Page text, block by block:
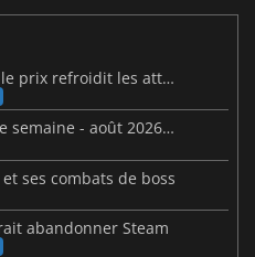
Steam Frame : une fuite sur le prix refroidit les attentes VR
Sorties de jeux vidéo de cette semaine - août 2026 (semaine 32)
ses combats de boss
abandonner Steam